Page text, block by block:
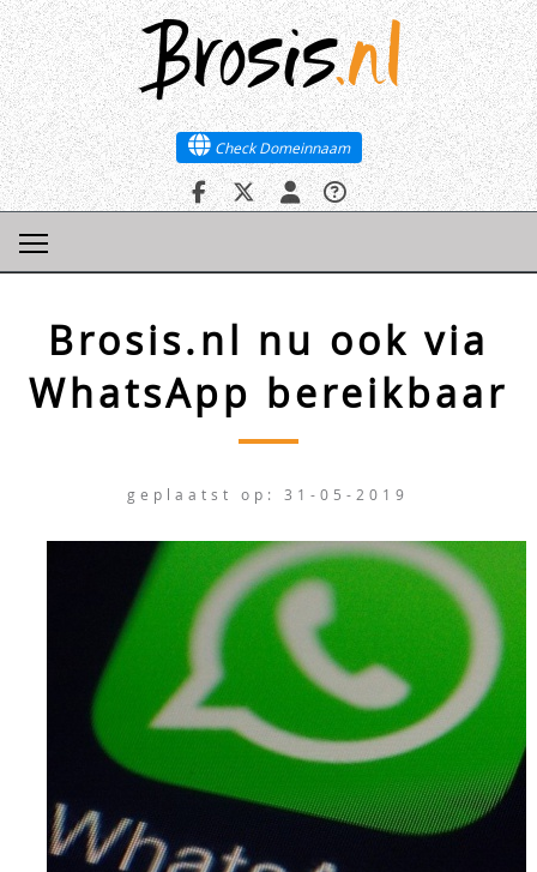
Check Domeinnaam
Brosis.nl
Check Domeinnaam
Brosis.nl nu ook via
WhatsApp bereikbaar
geplaatst op: 31-05-2019